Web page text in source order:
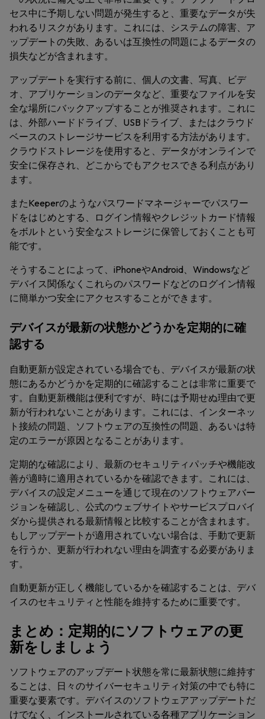
セス中に予期しない問題が発生すると、重要なデータが失
われるリスクがあります。これには、システムの障害、ア
ップデートの失敗、あるいは互換性の問題によるデータの
損失などが含まれます。
アップデートを実行する前に、個人の文書、写真、ビデ
オ、アプリケーションのデータなど、重要なファイルを安
全な場所にバックアップすることが推奨されます。これに
は、外部ハードドライブ、USBドライブ、またはクラウド
ベースのストレージサービスを利用する方法があります。
クラウドストレージを使用すると、データがオンラインで
安全に保存され、どこからでもアクセスできる利点があり
ます。
またKeeperのようなパスワードマネージャーでパスワー
ドをはじめとする、ログイン情報やクレジットカード情報
をボルトという安全なストレージに保管しておくことも可
能です。
そうすることによって、iPhoneやAndroid、Windowsなど
デバイス関係なくこれらのパスワードなどのログイン情報
に簡単かつ安全にアクセスすることができます。
デバイスが最新の状態かどうかを定期的に確
認する
自動更新が設定されている場合でも、デバイスが最新の状
態にあるかどうかを定期的に確認することは非常に重要で
す。自動更新機能は便利ですが、時には予期せぬ理由で更
新が行われないことがあります。これには、インターネッ
ト接続の問題、ソフトウェアの互換性の問題、あるいは特
定のエラーが原因となることがあります。
定期的な確認により、最新のセキュリティパッチや機能改
善が適時に適用されているかを確認できます。これには、
デバイスの設定メニューを通じて現在のソフトウェアバー
ジョンを確認し、公式のウェブサイトやサービスプロバイ
ダから提供される最新情報と比較することが含まれます。
もしアップデートが適用されていない場合は、手動で更新
を行うか、更新が行われない理由を調査する必要がありま
す。
自動更新が正しく機能しているかを確認することは、デバ
イスのセキュリティと性能を維持するために重要です。
まとめ：定期的にソフトウェアの更
新をしましょう
ソフトウェアのアップデート状態を常に最新状態に維持す
ることは、日々のサイバーセキュリティ対策の中でも特に
重要な要素です。デバイスのソフトウェアアップデートだ
けでなく、インストールされている各種アプリケーション